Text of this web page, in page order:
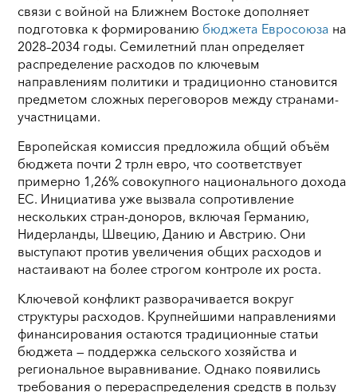
связи с войной на Ближнем Востоке дополняет
подготовка к формированию бюджета Евросоюза на
2028–2034 годы. Семилетний план определяет
распределение расходов по ключевым
направлениям политики и традиционно становится
предметом сложных переговоров между странами-
участницами.
Европейская комиссия предложила общий объём
бюджета почти 2 трлн евро, что соответствует
примерно 1,26% совокупного национального дохода
ЕС. Инициатива уже вызвала сопротивление
нескольких стран-доноров, включая Германию,
Нидерланды, Швецию, Данию и Австрию. Они
выступают против увеличения общих расходов и
настаивают на более строгом контроле их роста.
Ключевой конфликт разворачивается вокруг
структуры расходов. Крупнейшими направлениями
финансирования остаются традиционные статьи
бюджета — поддержка сельского хозяйства и
региональное выравнивание. Однако появились
требования о перераспределения средств в пользу